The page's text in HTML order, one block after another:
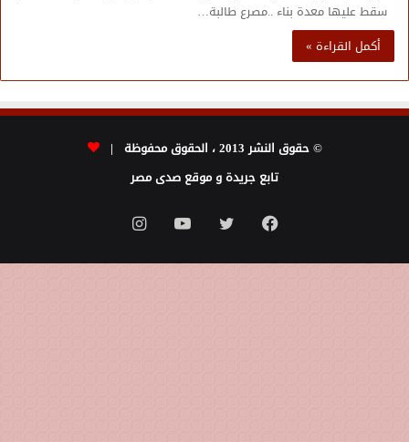
سقط عليها معدة بناء ..مصرع طالبة…
أكمل القراءة »
© حقوق النشر 2013 ، الحقوق محفوظة |
تابع جريدة و موقع صدى مصر
فيسبوك تويتر يوتيوبانستقرام